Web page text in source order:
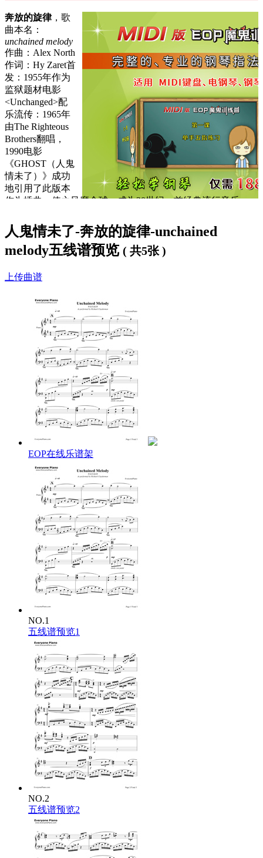
奔放的旋律，歌
曲本名：
unchained melody
作曲：Alex North
作词：Hy Zaret首
发：1955年作为
监狱题材电影
<Unchanged>配
乐流传：1965年
由The Righteous
Brothers翻唱，
1990电影
《GHOST（人鬼
情未了）》成功
地引用了此版本
作为插曲，使之风靡全球，成为20世纪一首经典流行音乐。
歌曲一经问世，便广受欢迎,被不同时期不同风格的乐手翻唱
或者演奏，版本数十计，人鬼情未了-奔放的旋律-unchained
melody，此曲为理查德·克莱德曼版本。
人鬼情未了-奔放的旋律-unchained
melody五线谱预览 ( 共5张 )
上传曲谱
EOP在线乐谱架
NO.1
五线谱预览1
NO.2
五线谱预览2